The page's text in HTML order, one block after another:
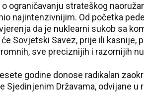
ograničavanju strateškog
najintenzivnijim. Od početka
da je nuklearni sukob sa
Sovjetski Savez, prije ili
sve preciznijih i razornijih
godine donose radikalan
Sjedinjenim Državama, odvijane